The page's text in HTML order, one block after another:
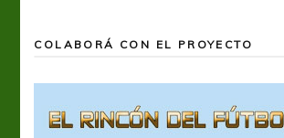
COLABORÁ CON EL PROYECTO